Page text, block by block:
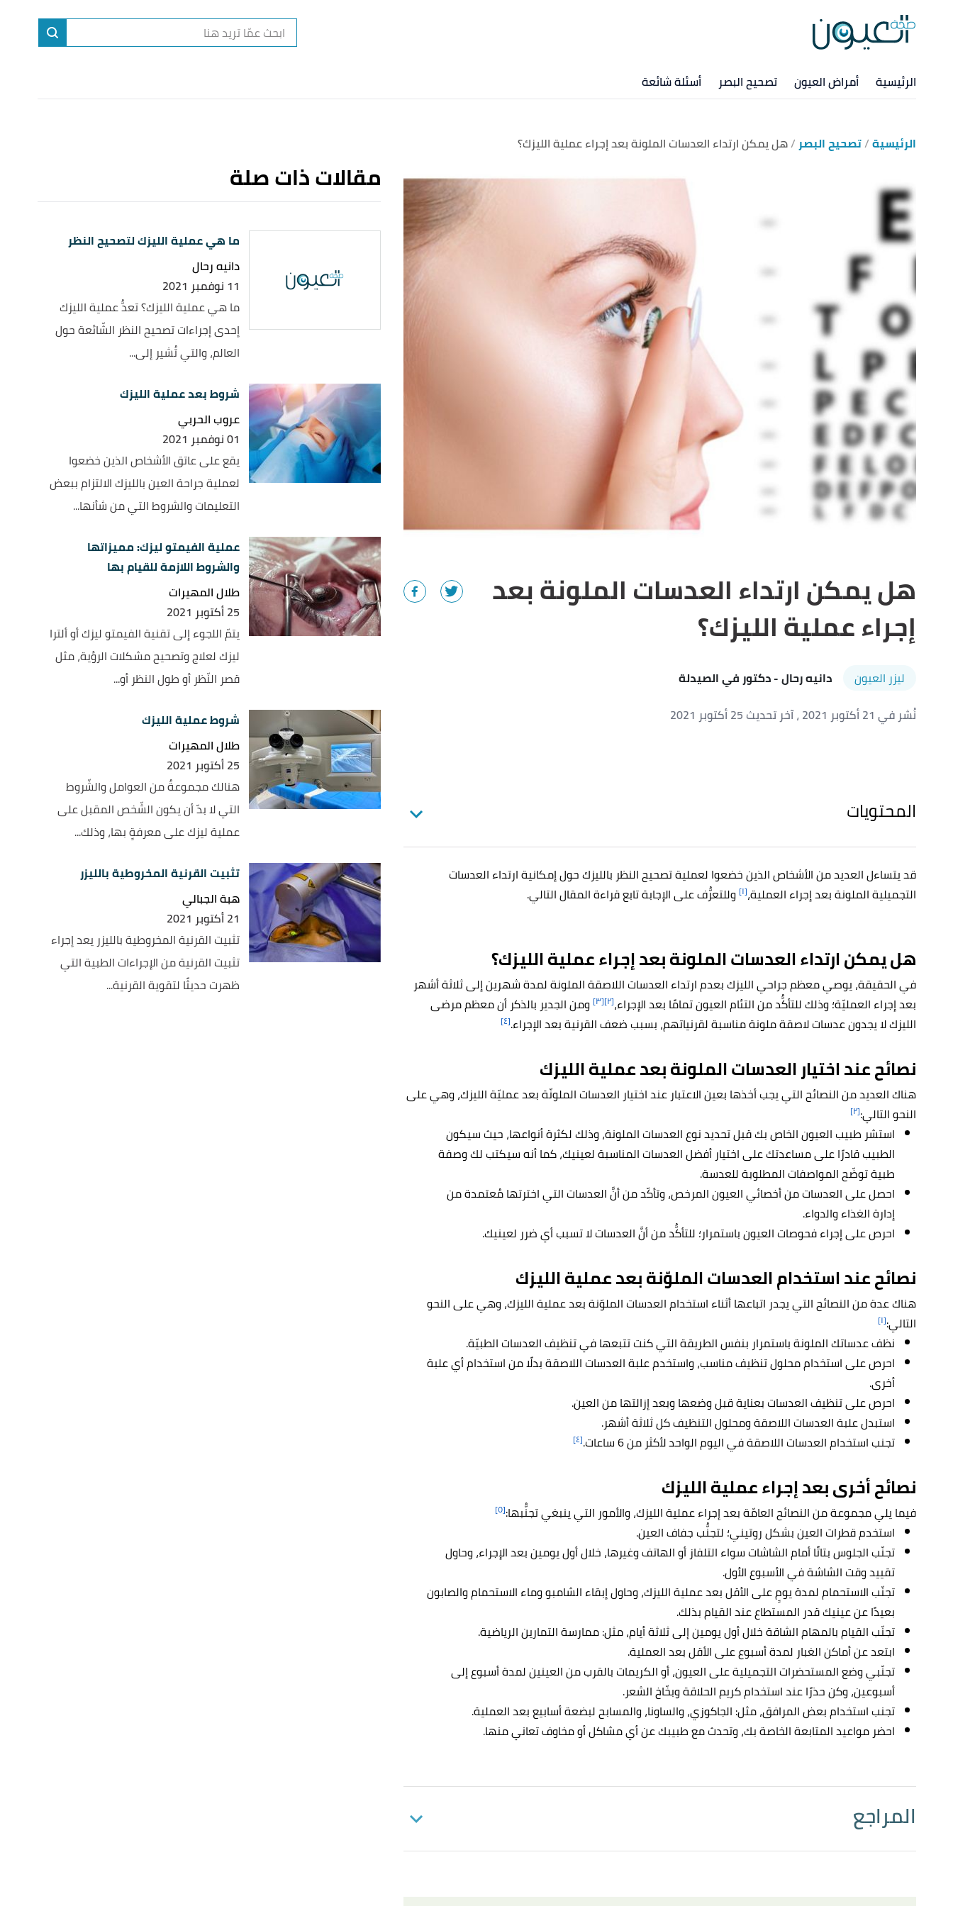
الرئيسية أمراض العيون تصحيح البصر أسئلة شائعة
الرئيسية تصحيح البصر هل يمكن ارتداء العدسات الملونة بعد إجراء عملية الليزك؟
هل يمكن ارتداء العدسات الملونة بعد
إجراء عملية الليزك؟
ليزر العيون دانيه رحال- دكتور في الصيدلة
نُشر في 21 أكتوبر 2021
، آخر تحديث 25 أكتوبر 2021
المحتويات
قد يتساءل العديد من الأشخاص الذين خضعوا لعملية تصحيح النظر بالليزك حول إمكانية ارتداء العدسات
التجميلية الملونة بعد إجراء العملية،[١] وللتعرُّف على الإجابة تابع قراءة المقال التالي.
هل يمكن ارتداء العدسات الملونة بعد إجراء عملية الليزك؟
في الحقيقة، يوصي معظم جراحي الليزك بعدم ارتداء العدسات اللاصقة الملونة لمدة شهرين إلى ثلاثة أشهر
بعد إجراء العمليّة؛ وذلك للتأكُّد من التئام العيون تمامًا بعد الإجراء،[٢] [٣]
ومن الجدير بالذكر أن معظم مرضى
الليزك لا يجدون عدسات لاصقة ملونة مناسبة لقرنياتهم، بسبب ضعف القرنية بعد الإجراء.[٤]
نصائح عند اختيار العدسات الملونة بعد عملية الليزك
هناك العديد من النصائح التي يجب أخذها بعين الاعتبار عند اختيار العدسات الملونّة بعد عمليّة الليزك، وهي على
النحو التالي:[٢]
استشر طبيب العيون الخاص بك قبل تحديد نوع العدسات الملونة، وذلك لكثرة أنواعها، حيث سيكون
الطبيب قادرًا على مساعدتك على اختيار أفضل العدسات المناسبة لعينيك، كما أنه سيكتب لك وصفة
طبية توضّح المواصفات المطلوبة للعدسة.
احصل على العدسات من أخصائي العيون المرخص، وتأكّد من أنَّ العدسات التي اخترتها مُعتمدة من
إدارة الغذاء والدواء.
احرص على إجراء فحوصات العيون باستمرار؛ للتأكُّد من أنَّ العدسات لا تسبب أي ضرر لعينيك.
نصائح عند استخدام العدسات الملوّنة بعد عملية الليزك
هناك عدة من النصائح التي يجدر اتباعها أثناء استخدام العدسات الملوّنة بعد عملية الليزك، وهي على النحو
التالي:[١]
نظف عدساتك الملونة باستمرار بنفس الطريقة التي كنت تتبعها في تنظيف العدسات الطبيّة.
احرص على استخدام محلول تنظيف مناسب، واستخدم علبة العدسات اللاصقة بدلًا من استخدام أي علبة
أخرى.
احرص على تنظيف العدسات بعناية قبل وضعها وبعد إزالتها من العين.
استبدل علبة العدسات اللاصقة ومحلول التنظيف كل ثلاثة أشهر.
تجنب استخدام العدسات اللاصقة في اليوم الواحد لأكثر من 6 ساعات.
[٤]
نصائح أخرى بعد إجراء عملية الليزك
فيما يلي مجموعة من النصائح العامّة بعد إجراء عملية الليزك، والأمور التي ينبغي تجنُّبها:[٥]
استخدم قطرات العين بشكل روتيني؛ لتجنُّب جفاف العين.
تجنّب الجلوس بتاتًا أمام الشاشات سواء التلفاز أو الهاتف وغيرها، خلال أول يومين بعد الإجراء، وحاول
تقييد وقت الشاشة في الأسبوع الأول.
تجنّب الاستحمام لمدة يومٍ على الأقل بعد عملية الليزك، وحاول إبقاء الشامبو وماء الاستحمام والصابون
بعيدًا عن عينيك قدر المستطاع عند القيام بذلك.
تجنّب القيام بالمهام الشاقة خلال أول يومين إلى ثلاثة أيام، مثل: ممارسة التمارين الرياضية.
ابتعد عن أماكن الغبار لمدة أسبوع على الأقل بعد العملية.
تجنّبي وضع المستحضرات التجميلية على العيون، أو الكريمات بالقرب من العينين لمدة أسبوع إلى
أسبوعين، وكن حذرًا عند استخدام كريم الحلاقة وبخّاخ الشعر.
تجنب استخدام بعض المرافق، مثل: الجاكوزي، والساونا، والمسابح لبضعة أسابيع بعد العملية.
احضر مواعيد المتابعة الخاصة بك، وتحدث مع طبيبك عن أي مشاكل أو مخاوف تعاني منها.
المراجع
مقالات ذات صلة
ما هي عملية الليزك لتصحيح النظر
دانيه رحال
11 نوفمبر 2021
ما هي عملية الليزك؟ تعدُّ عملية الليزك
إحدى إجراءات تصحيح النظر الشّائعة حول
العالم، والتي تُشير إلى...
شروط بعد عملية الليزك
عروب الحربي
01 نوفمبر 2021
يقع على عاتق الأشخاص الذين خضعوا
لعملية جراحة العين بالليزك الالتزام ببعض
التعليمات والشروط التي من شأنها...
عملية الفيمتو ليزك: مميزاتها
والشروط اللازمة للقيام بها
طلال المهيرات
25 أكتوبر 2021
يتمّ اللجوء إلى تقنية الفيمتو ليزك أو ألترا
ليزك لعلاج وتصحيح مشكلات الرؤية، مثل
قصر النّظر أو طول النظر أو...
شروط عملية الليزك
طلال المهيرات
25 أكتوبر 2021
هنالك مجموعةٌ من العوامل والشّروط
التي لا بدّ أن يكون الشّخص المقبل على
عملية ليزك على معرفةٍ بها، وذلك...
تثبيت القرنية المخروطية بالليزر
هبة الجبالي
21 أكتوبر 2021
تثبيت القرنية المخروطية بالليزر يعد إجراء
تثبيت القرنية من الإجراءات الطبية التي
ظهرت حديثًا لتقوية القرنية...